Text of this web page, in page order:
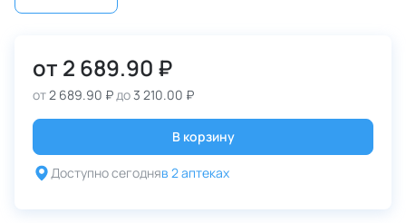
от 2 689.90 ₽
от2 689.90 ₽до3 210.00 ₽
В корзину
Доступно сегодняв 2 аптеках